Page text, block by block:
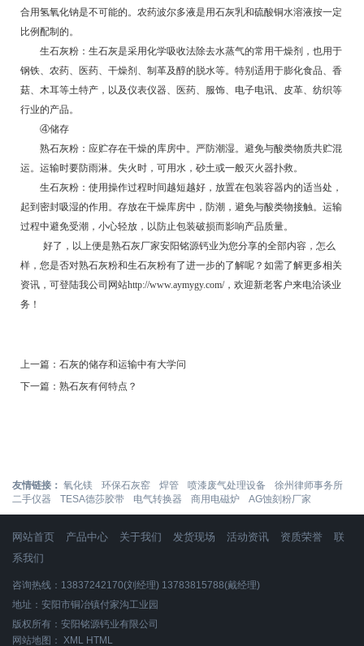
合用氢氧化钠是不可能的。农药波尔多液是用石灰乳和硫酸铜水溶液按一定
比例配制的。
生石灰粉：生石灰是采用化学吸收法除去水蒸气的常用干燥剂，也用于
钢铁、农药、医药、干燥剂、制革及醇的脱水等。特别适用于膨化食品、香
菇、木耳等土特产，以及仪表仪器、医药、服饰、电子电讯、皮革、纺织等
行业的产品。
④储存
熟石灰粉：应贮存在干燥的库房中。严防潮湿。避免与酸类物质共贮混
运。运输时要防雨淋。失火时，可用水，砂土或一般灭火器扑救。
生石灰粉：使用操作过程时间越短越好，放置在包装容器内的适当处，
起到密封吸湿的作用。存放在干燥库房中，防潮，避免与酸类物接触。运输
过程中避免受潮，小心轻放，以防止包装破损而影响产品质量。
好了，以上便是熟石灰厂家安阳铭源钙业为您分享的全部内容，怎么
样，您是否对熟石灰粉和生石灰粉有了进一步的了解呢？如需了解更多相关
资讯，可登陆我公司网站http://www.aymygy.com/，欢迎新老客户来电洽谈业
务！
上一篇： 石灰的储存和运输中有大学问
下一篇： 熟石灰有何特点？
友情链接： 氧化镁 环保石灰窑 焊管 喷漆废气处理设备
徐州律师事务所
二手仪器
TESA德莎胶带 电气转换器 商用电磁炉 AG蚀刻粉厂家
网站首页 产品中心 关于我们 发货现场 活动资讯 资质荣誉
联
系我们
咨询热线：13837242170(刘经理) 13783815788(戴经理)
地址：安阳市铜冶镇付家沟工业园
版权所有：安阳铭源钙业有限公司
网站地图： XML HTML